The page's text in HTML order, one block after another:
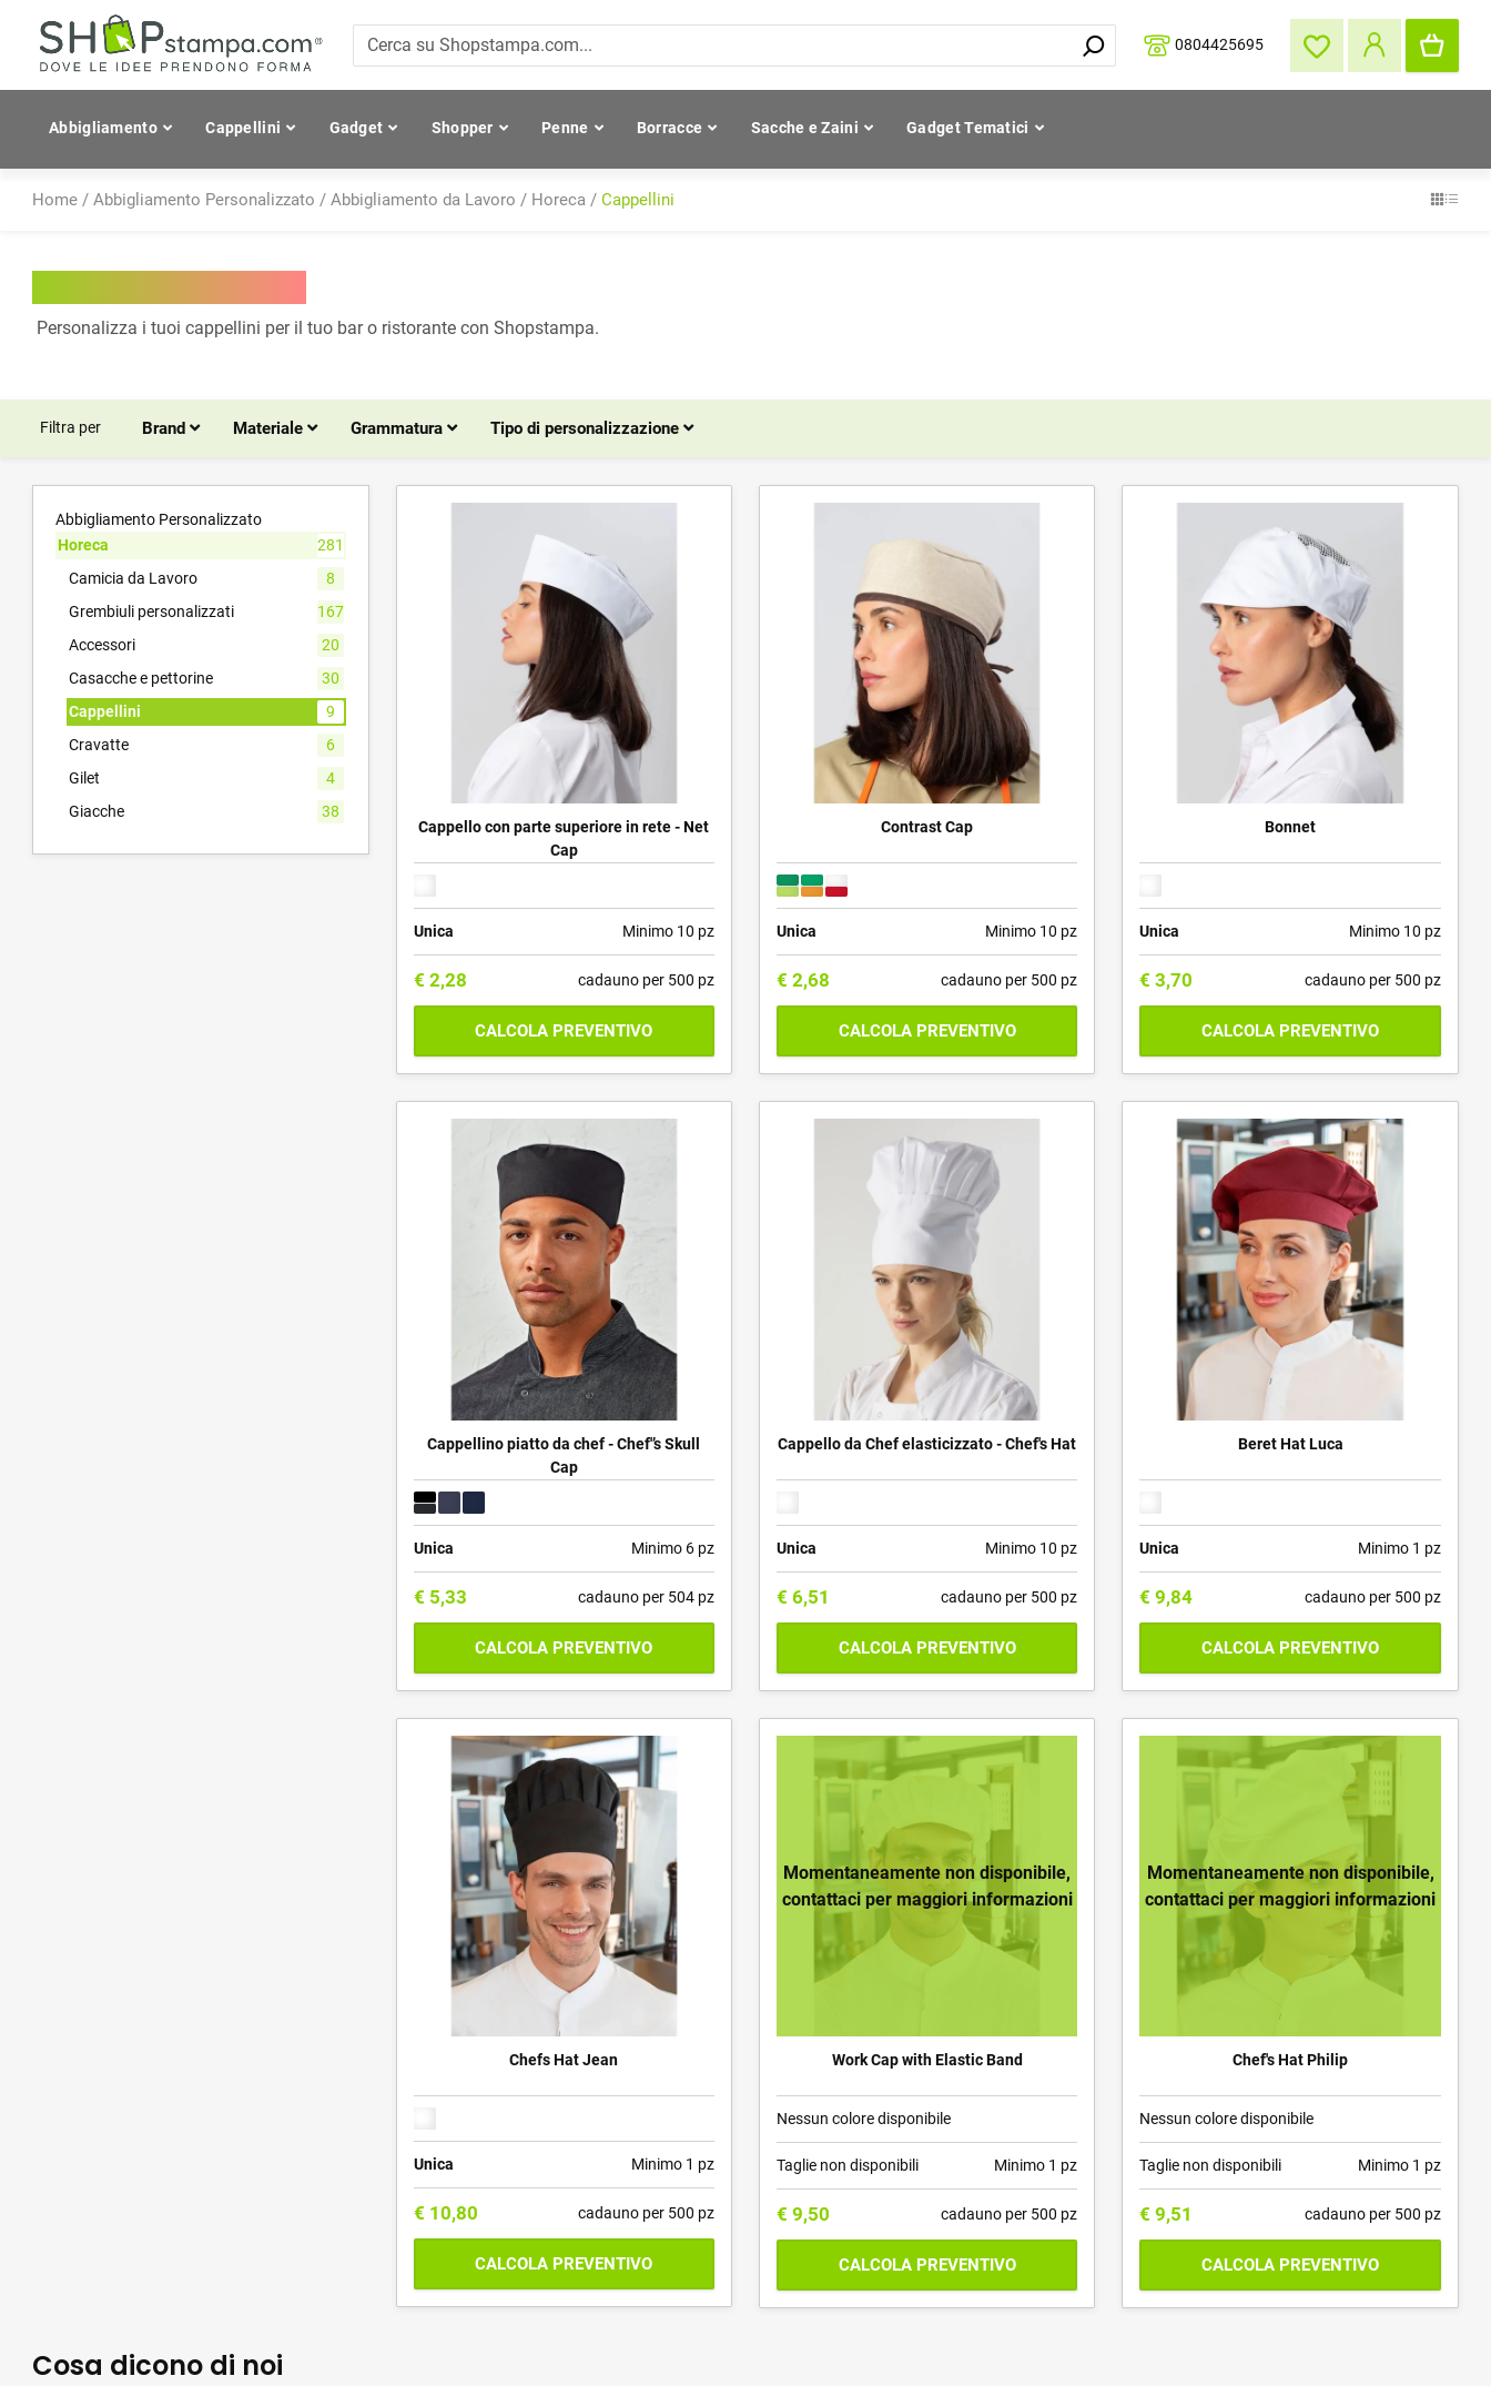
0804425695
Abbigliamento Cappellini Gadget Shopper Penne Borracce Sacche e Zaini Gadget Tematici
Home / Abbigliamento Personalizzato / Abbigliamento da Lavoro / Horeca / Cappellini
Personalizza i tuoi cappellini per il tuo bar o ristorante con Shopstampa.
Filtra per Brand Materiale Grammatura Tipo di personalizzazione
Abbigliamento Personalizzato
Horeca
281
Camicia da Lavoro
8
Grembiuli personalizzati
167
Accessori
20
Casacche e pettorine
30
Cappellini
9
Cravatte
6
Gilet
4
Giacche
38
Cappello con parte superiore in rete - Net
Cap
Unica Minimo 10 pz
€ 2,28 cadauno per 500 pz
CALCOLA PREVENTIVO
Contrast Cap
Unica Minimo 10 pz
€ 2,68 cadauno per 500 pz
CALCOLA PREVENTIVO
Bonnet
Unica Minimo 10 pz
€ 3,70 cadauno per 500 pz
CALCOLA PREVENTIVO
Cappellino piatto da chef - Chef'’s Skull
Cap
Unica Minimo 6 pz
€ 5,33 cadauno per 504 pz
CALCOLA PREVENTIVO
Cappello da Chef elasticizzato - Chef's Hat
Unica Minimo 10 pz
€ 6,51 cadauno per 500 pz
CALCOLA PREVENTIVO
Beret Hat Luca
Unica Minimo 1 pz
€ 9,84 cadauno per 500 pz
CALCOLA PREVENTIVO
Chefs Hat Jean
Unica Minimo 1 pz
€ 10,80 cadauno per 500 pz
CALCOLA PREVENTIVO
Momentaneamente non disponibile,
contattaci per maggiori informazioni
Work Cap with Elastic Band
Nessun colore disponibile
Taglie non disponibili Minimo 1 pz
€ 9,50 cadauno per 500 pz
CALCOLA PREVENTIVO
Momentaneamente non disponibile,
contattaci per maggiori informazioni
Chef's Hat Philip
Nessun colore disponibile
Taglie non disponibili Minimo 1 pz
€ 9,51 cadauno per 500 pz
CALCOLA PREVENTIVO
Cosa dicono di noi